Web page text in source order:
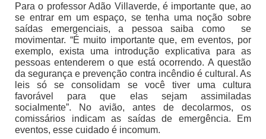
Para o professor Adão Villaverde, é importante que, ao
se entrar em um espaço, se tenha uma noção sobre
saídas emergenciais, a pessoa saiba como se
movimentar. “É muito importante que, em eventos, por
exemplo, exista uma introdução explicativa para as
pessoas entenderem o que está ocorrendo. A questão
da segurança e prevenção contra incêndio é cultural. As
leis só se consolidam se você tiver uma cultura
favorável para que elas sejam assimiladas
socialmente”. No avião, antes de decolarmos, os
comissários indicam as saídas de emergência. Em
eventos, esse cuidado é incomum.